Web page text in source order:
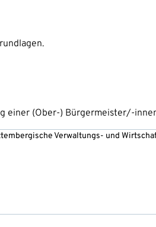
einer (Ober-) Bürgermeister/-
Verwaltungs- und